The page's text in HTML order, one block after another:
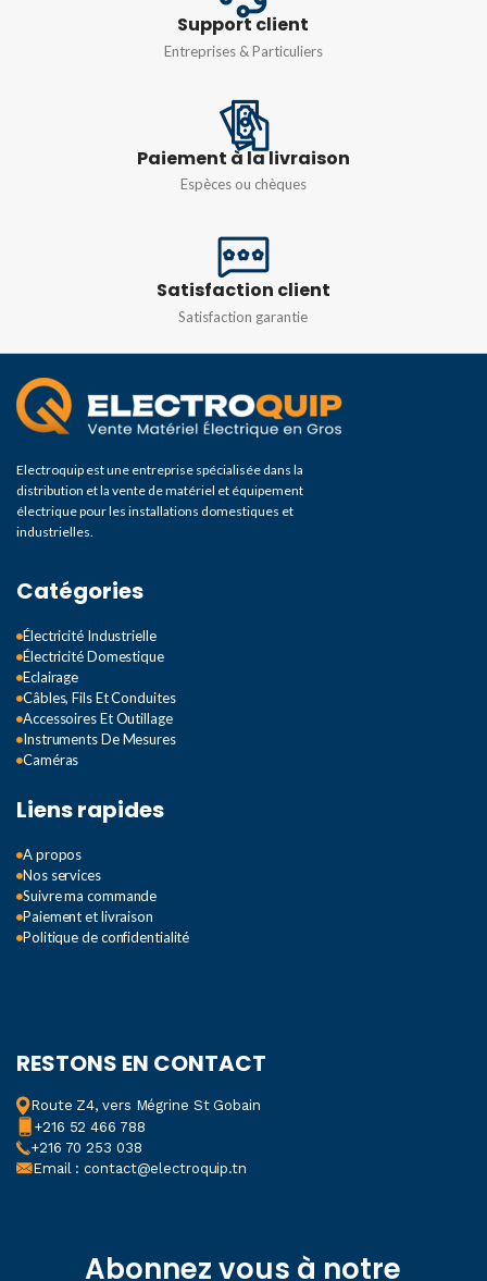
Support client
Entreprises & Particuliers
Paiement à la livraison
Espèces ou chèques
Satisfaction client
Satisfaction garantie
Electroquip est une entreprise spécialisée dans la
distribution et la vente de matériel et équipement
électrique pour les installations domestiques et
industrielles.
Catégories
Électricité Industrielle
Électricité Domestique
Eclairage
Câbles, Fils Et Conduites
Accessoires Et Outillage
Instruments De Mesures
Caméras
Liens rapides
A propos
Nos services
Suivre ma commande
Paiement et livraison
Politique de confidentialité
RESTONS EN CONTACT
Route Z4, vers Mégrine St Gobain
+216 52 466 788
+216 70 253 038
Email : contact@electroquip.tn
Abonnez vous à notre